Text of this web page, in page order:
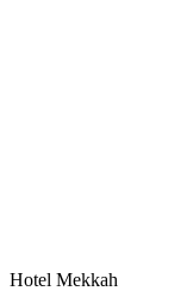
Hotel Mekkah